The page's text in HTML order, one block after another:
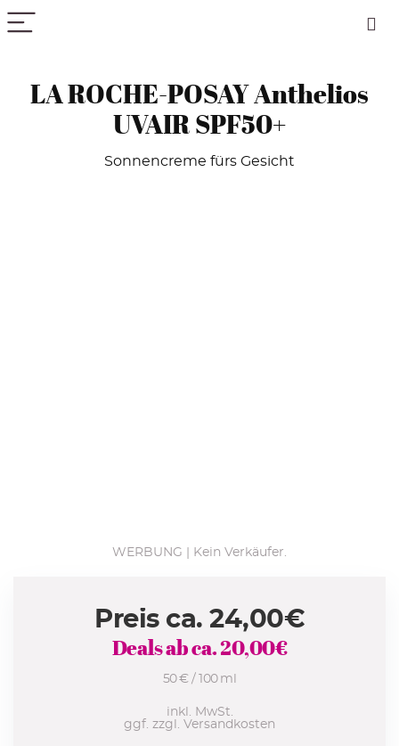
LA ROCHE-POSAY Anthelios
UVAIR SPF50+
Sonnencreme fürs Gesicht
WERBUNG | Kein Verkäufer.
Preis ca. 24,00€
Deals ab ca.20,00€
50 € / 100 ml
inkl. MwSt.
ggf. zzgl. Versandkosten